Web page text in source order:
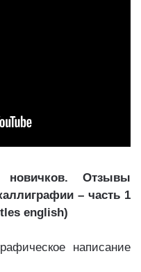
Отзывы
– часть 1
english)
написание